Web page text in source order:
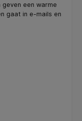
een warme
gaat in e-mails en